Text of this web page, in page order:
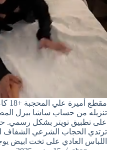
تنزيله من حساب ساشا بيرل
على تطبيق تويتر بشكل رسمي.
ترتدي الحجاب الشرعي الشفاف
اللباس العادي على تخت ابيض